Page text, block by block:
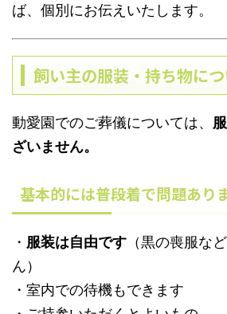
ば、個別にお伝えいたします。
飼い主の服装・持ち物に
動愛園でのご葬儀については、
ざいません。
基本的には普段着で問題あり
・ 服装は自由です （黒の喪服な
ん）
・室内での待機もできます